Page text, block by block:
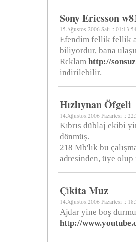
Sony Ericsson
15.Ağustos.2006 Salı :: 01:13:54
Efendim fellik fellik
biliyordur, bana
Reklam http://
indirilebilir.
Hızlıynan Öfgeli
14.Ağustos.2006 Pazartesi ::
Kıbrıs düblaj ekibi
dönmüş.
218 Mb'lık bu
adresinden, üye
Çikita Muz
14.Ağustos.2006 Pazartesi ::
Ajdar yine boş
http://